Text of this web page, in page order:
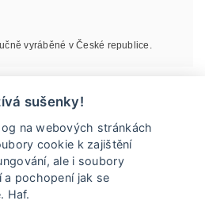
vyráběné v České republice.
sušenky!
na webových stránkách
cookie k zajištění
ale i soubory
a pochopení jak se
Haf.